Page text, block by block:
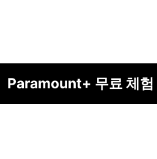
Paramount+ 무료 체험